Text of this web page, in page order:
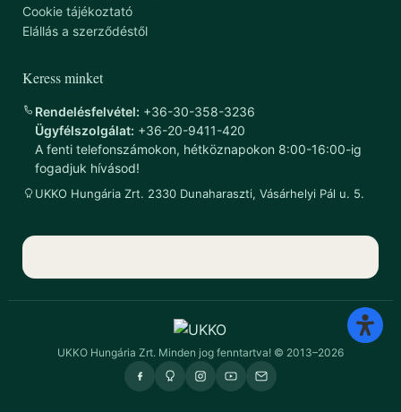
Cookie tájékoztató
Elállás a szerződéstől
Keress minket
Rendelésfelvétel: +36-30-358-3236
Ügyfélszolgálat: +36-20-9411-420
A fenti telefonszámokon, hétköznapokon 8:00-16:00-ig
fogadjuk hívásod!
UKKO Hungária Zrt. 2330 Dunaharaszti, Vásárhelyi Pál u. 5.
UKKO Hungária Zrt. Minden jog fenntartva! © 2013–2026